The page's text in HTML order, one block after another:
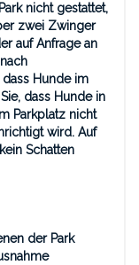
nichtgestattet,
zwei Zwinger
auf Anfrage an
Hunde im
dass Hunde in
Parkplatz nicht
wird. Auf
Schatten
der Park